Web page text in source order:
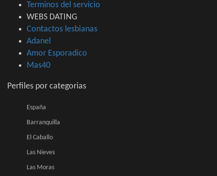
Terminos del servicio
WEBS DATING
Contactos lesbianas
Adanel
Amor Esporadico
Mas40
Perfiles por categorias
España
Barranquilla
El Caballo
Las Nieves
Las Moras